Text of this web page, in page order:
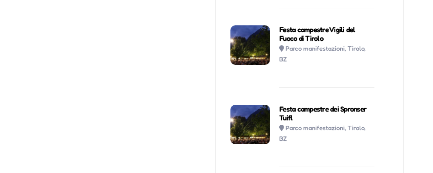
Festa campestre Vigili del
Fuoco di Tirolo
Parco manifestazioni, Tirolo,
BZ
Festa campestre dei Spronser
Tuifl
Parco manifestazioni, Tirolo,
BZ